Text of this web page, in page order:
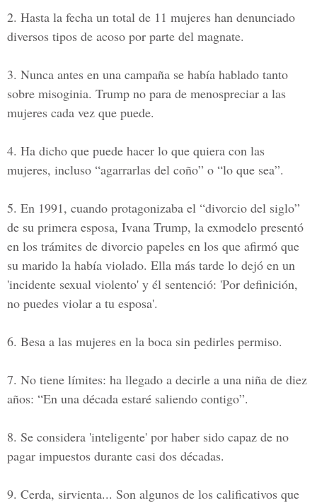
2. Hasta la fecha un total de 11 mujeres han denunciado
diversos tipos de acoso por parte del magnate.
3. Nunca antes en una campaña se había hablado tanto
sobre misoginia. Trump no para de menospreciar a las
mujeres cada vez que puede.
4. Ha dicho que puede hacer lo que quiera con las
mujeres, incluso “agarrarlas del coño” o “lo que sea”.
5. En 1991, cuando protagonizaba el “divorcio del siglo”
de su primera esposa, Ivana Trump, la exmodelo presentó
en los trámites de divorcio papeles en los que afirmó que
su marido la había violado. Ella más tarde lo dejó en un
'incidente sexual violento' y él sentenció: 'Por definición,
no puedes violar a tu esposa'.
6. Besa a las mujeres en la boca sin pedirles permiso.
7. No tiene límites: ha llegado a decirle a una niña de diez
años: “En una década estaré saliendo contigo”.
8. Se considera 'inteligente' por haber sido capaz de no
pagar impuestos durante casi dos décadas.
9. Cerda, sirvienta... Son algunos de los calificativos que